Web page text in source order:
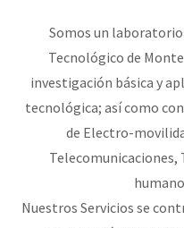
Somos un
Tecnológico de
investigación básica y
tecnológica; así como
de Electro-
Telecomunicaciones,
Nuestros Servicios se